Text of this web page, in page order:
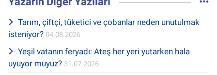
Tarım, çiftçi, tüketici ve çobanlar neden unutulmak
isteniyor? 04.08.2026
Yeşil vatanın feryadı: Ateş her yeri yutarken hala
uyuyor muyuz? 31.07.2026